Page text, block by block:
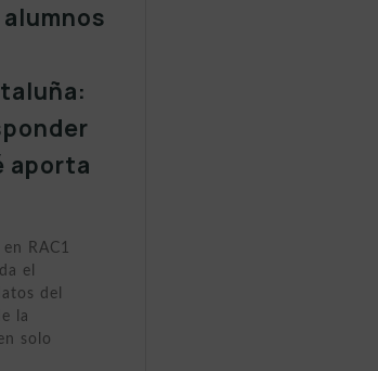
aporta
RAC1
el
del
la
solo